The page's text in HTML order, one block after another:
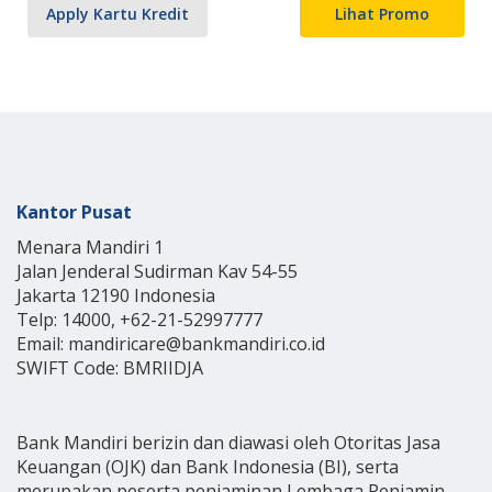
Apply Kartu Kredit Lihat Promo
Kantor Pusat
Menara Mandiri 1
Jalan Jenderal Sudirman Kav 54-55
Jakarta 12190 Indonesia
Telp: 14000, +62-21-52997777
Email: mandiricare@bankmandiri.co.id
SWIFT Code: BMRIIDJA
Bank Mandiri berizin dan diawasi oleh Otoritas Jasa
Keuangan (OJK) dan Bank Indonesia (BI), serta